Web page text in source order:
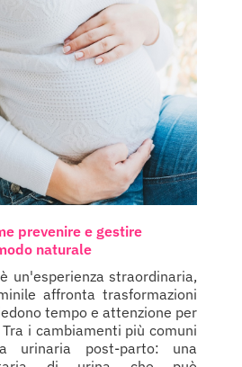
prevenire e gestire
naturale
un'esperienza straordinaria,
affronta trasformazioni
tempo e attenzione per
i cambiamenti più comuni
urinaria post-parto: una